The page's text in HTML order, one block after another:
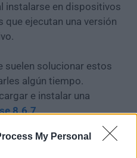
My Personal
instalarse en dispositivos
ejecutan una versión
suelen solucionar estos
algún tiempo.
e instalar una
8.6.7.
descargar la versión más